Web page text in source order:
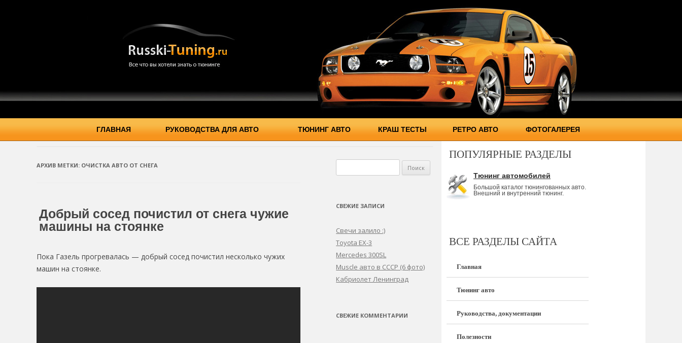
ГЛАВНАЯ РУКОВОДСТВА ДЛЯ АВТО ТЮНИНГ АВТО КРАШ ТЕСТЫ РЕТРО АВТО ФОТОГАЛЕРЕЯ
АРХИВ МЕТКИ: ОЧИСТКА АВТО ОТ СНЕГА
Добрый сосед почистил от снега чужие
машины на стоянке
Пока Газель прогревалась — добрый сосед почистил несколько чужих
машин на стоянке.
СВЕЖИЕ ЗАПИСИ
Свечи залило :)
Toyota EX-3
Mercedes 300SL
Muscle авто в СССР (6 фото)
Кабриолет Ленинград
СВЕЖИЕ КОММЕНТАРИИ
ПОПУЛЯРНЫЕ РАЗДЕЛЫ
Тюнинг автомобилей
Большой каталог тюнингованных авто.
Внешний и внутренний тюнинг.
ВСЕ РАЗДЕЛЫ САЙТА
Главная
Тюнинг авто
Руководства, документации
Полезности